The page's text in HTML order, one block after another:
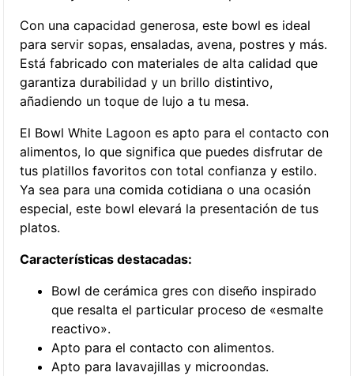
Con una capacidad generosa, este bowl es ideal
para servir sopas, ensaladas, avena, postres y más.
Está fabricado con materiales de alta calidad que
garantiza durabilidad y un brillo distintivo,
añadiendo un toque de lujo a tu mesa.
El Bowl White Lagoon es apto para el contacto con
alimentos, lo que significa que puedes disfrutar de
tus platillos favoritos con total confianza y estilo.
Ya sea para una comida cotidiana o una ocasión
especial, este bowl elevará la presentación de tus
platos.
Características destacadas:
Bowl de cerámica gres con diseño inspirado
que resalta el particular proceso de «esmalte
reactivo».
Apto para el contacto con alimentos.
Apto para lavavajillas y microondas.